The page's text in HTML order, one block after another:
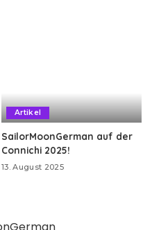
Artikel
SailorMoonGerman auf der
Connichi 2025!
13. August 2025